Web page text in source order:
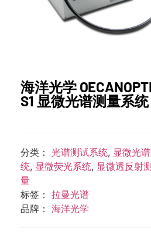
海洋光学
S1 显微光谱测量系
分类： 光谱测试系统, 显微光
统, 显微荧光系统, 显微透反射
量
标签： 拉曼光谱
品牌： 海洋光学